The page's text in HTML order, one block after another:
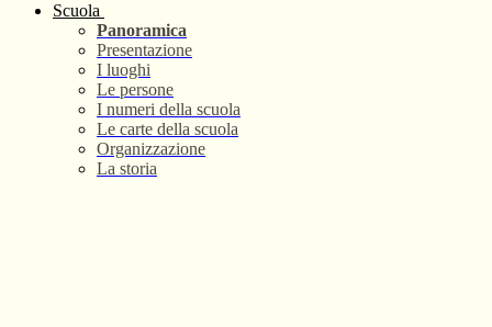
Scuola
Panoramica
Presentazione
I luoghi
Le persone
I numeri della scuola
Le carte della scuola
Organizzazione
La storia